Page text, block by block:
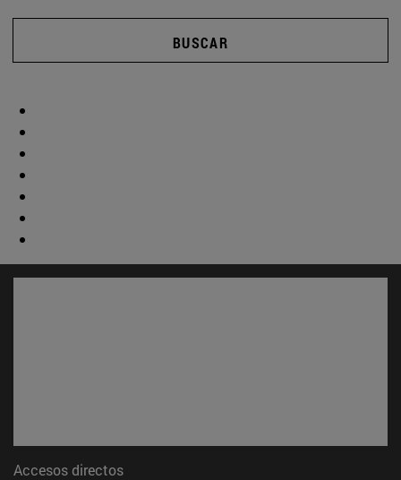
BUSCAR
Accesos directos